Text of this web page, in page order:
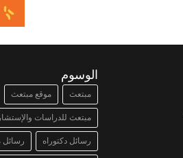
الوسوم
مبتعث موقع مبتعث
مبتعث للدراسات
رسائل دكتوراه رسائل